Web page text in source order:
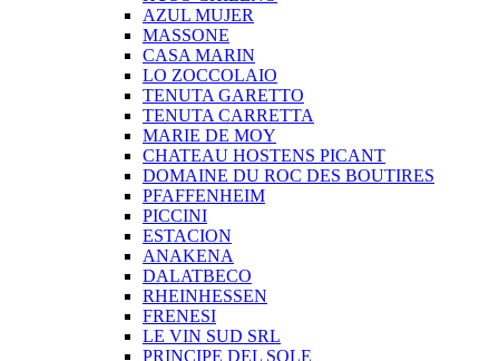
AZUL MUJER
MASSONE
CASA MARIN
LO ZOCCOLAIO
TENUTA GARETTO
TENUTA CARRETTA
MARIE DE MOY
CHATEAU HOSTENS PICANT
DOMAINE DU ROC DES BOUTIRES
PFAFFENHEIM
PICCINI
ESTACION
ANAKENA
DALATBECO
RHEINHESSEN
FRENESI
LE VIN SUD SRL
PRINCIPE DEL SOLE